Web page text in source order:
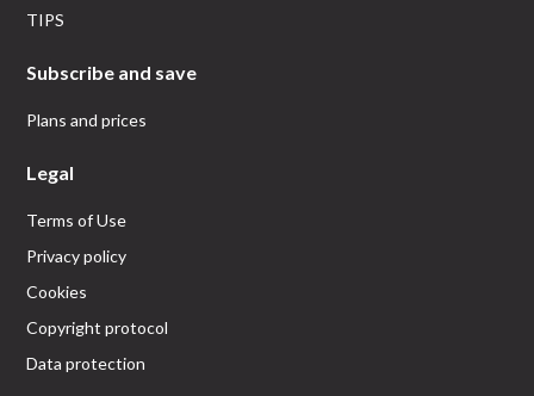
TIPS
Subscribe and save
Plans and prices
Legal
Terms of Use
Privacy policy
Cookies
Copyright protocol
Data protection